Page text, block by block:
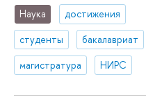
Наука
достижения
студенты
бакалавриат
магистратура
НИРС